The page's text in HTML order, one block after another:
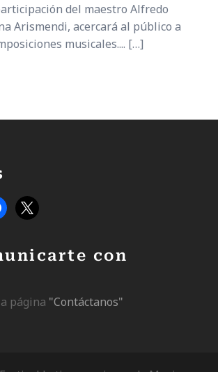
del maestro Alfredo
Arismendi, acercará al público a
musicales.... […]
con
página "Contáctanos"